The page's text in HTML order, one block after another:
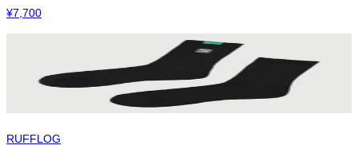
¥7,700
RUFFLOG